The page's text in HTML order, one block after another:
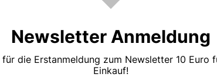
Newsletter Anmeldung
für die Erstanmeldung zum Newsletter 10 Euro
Einkauf!